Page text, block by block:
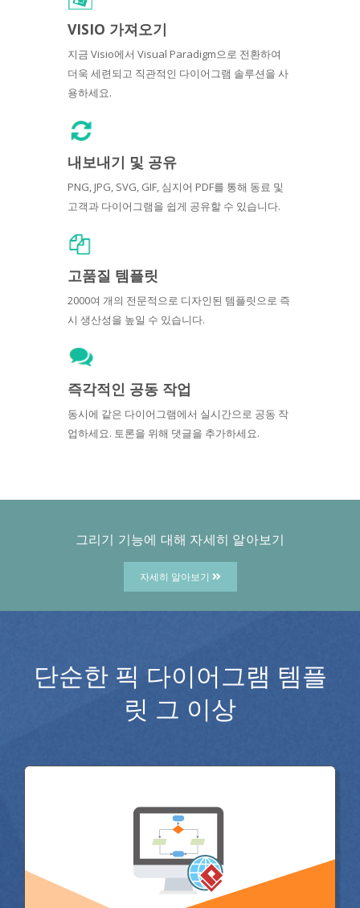
VISIO 가져오기
지금 Visio에서 Visual Paradigm으로 전환하여
더욱 세련되고 직관적인 다이어그램 솔루션을 사
용하세요.
내보내기 및 공유
PNG, JPG, SVG, GIF, 심지어 PDF를 통해 동료 및
고객과 다이어그램을 쉽게 공유할 수 있습니다.
고품질 템플릿
2000여 개의 전문적으로 디자인된 템플릿으로 즉
시 생산성을 높일 수 있습니다.
즉각적인 공동 작업
동시에 같은 다이어그램에서 실시간으로 공동 작
업하세요. 토론을 위해 댓글을 추가하세요.
그리기 기능에 대해 자세히 알아보기
자세히 알아보기
단순한 픽 다이어그램 템플
릿 그 이상